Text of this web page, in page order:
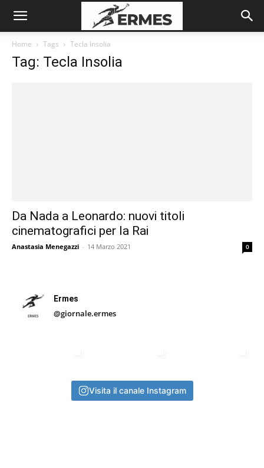
Home Tags Tecla Insolia
Tag: Tecla Insolia
Da Nada a Leonardo: nuovi titoli
cinematografici per la Rai
Anastasia Menegazzi - 14 Marzo 2021 0
Ermes
@giornale.ermes
Visita il canale Instagram